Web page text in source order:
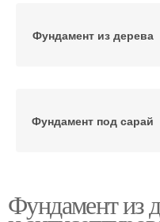
Фундамент из дерева
Фундамент под сарай
Фундамент из кирпича
Фундамент из